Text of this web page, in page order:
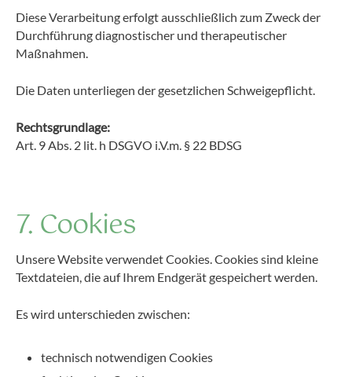
Diese Verarbeitung erfolgt ausschließlich zum Zweck der
Durchführung diagnostischer und therapeutischer
Maßnahmen.
Die Daten unterliegen der gesetzlichen Schweigepflicht.
Rechtsgrundlage:
Art. 9 Abs. 2 lit. h DSGVO i.V.m. § 22 BDSG
7. Cookies
Unsere Website verwendet Cookies. Cookies sind kleine
Textdateien, die auf Ihrem Endgerät gespeichert werden.
Es wird unterschieden zwischen:
technisch notwendigen Cookies